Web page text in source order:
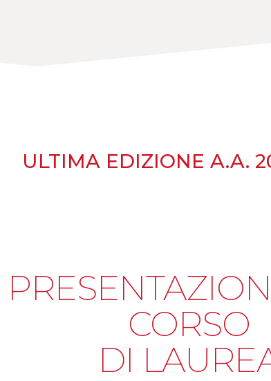
ULTIMA EDIZIONE A.A.
CORSO
DI